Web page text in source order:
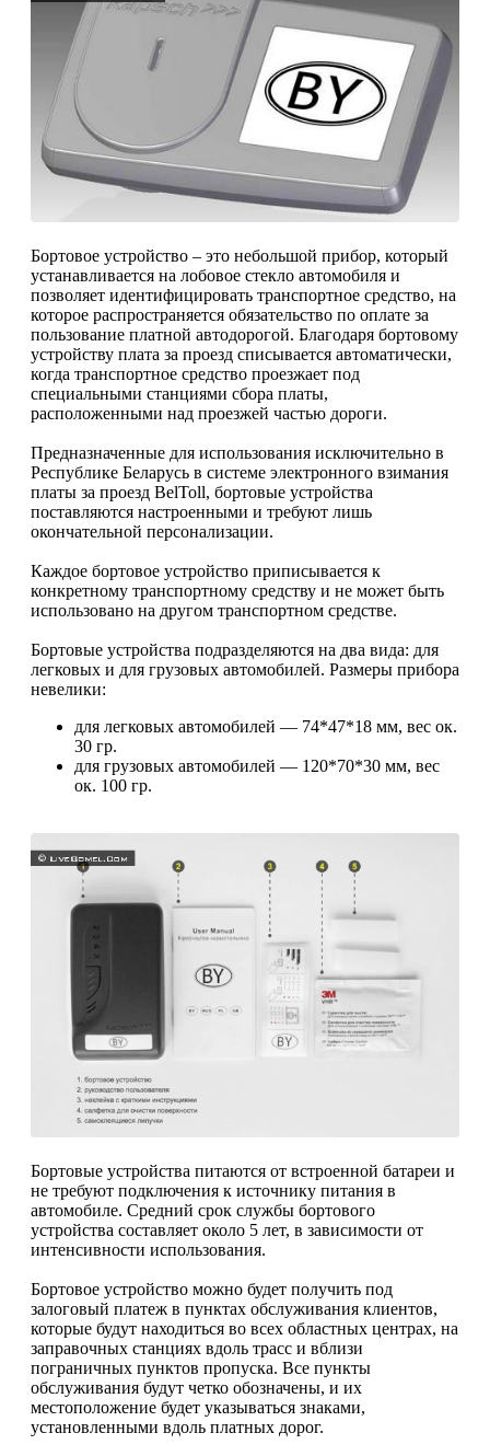
Бортовое устройство – это небольшой прибор, который
устанавливается на лобовое стекло автомобиля и
позволяет идентифицировать транспортное средство, на
которое распространяется обязательство по оплате за
пользование платной автодорогой. Благодаря бортовому
устройству плата за проезд списывается автоматически,
когда транспортное средство проезжает под
специальными станциями сбора платы,
расположенными над проезжей частью дороги.
Предназначенные для использования исключительно в
Республике Беларусь в системе электронного взимания
платы за проезд BelToll, бортовые устройства
поставляются настроенными и требуют лишь
окончательной персонализации.
Каждое бортовое устройство приписывается к
конкретному транспортному средству и не может быть
использовано на другом транспортном средстве.
Бортовые устройства подразделяются на два вида: для
легковых и для грузовых автомобилей. Размеры прибора
невелики:
для легковых автомобилей — 74*47*18 мм, вес ок.
30 гр.
для грузовых автомобилей — 120*70*30 мм, вес
ок. 100 гр.
Бортовые устройства питаются от встроенной батареи и
не требуют подключения к источнику питания в
автомобиле. Средний срок службы бортового
устройства составляет около 5 лет, в зависимости от
интенсивности использования.
Бортовое устройство можно будет получить под
залоговый платеж в пунктах обслуживания клиентов,
которые будут находиться во всех областных центрах, на
заправочных станциях вдоль трасс и вблизи
пограничных пунктов пропуска. Все пункты
обслуживания будут четко обозначены, и их
местоположение будет указываться знаками,
установленными вдоль платных дорог.